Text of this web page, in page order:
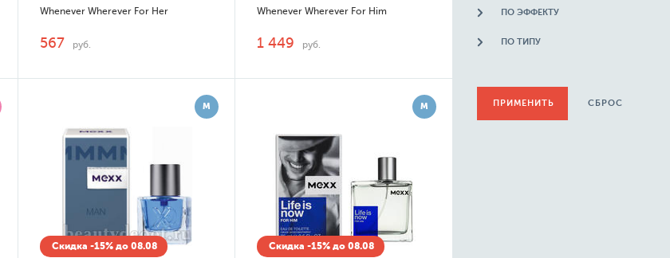
Whenever Wherever For Her
567 руб.
Whenever Wherever For Him
1 449 руб.
М
Скидка -15% до 08.08
М
Скидка -15% до 08.08
ПО ЭФФЕКТУ
ПО ТИПУ
СБРОС